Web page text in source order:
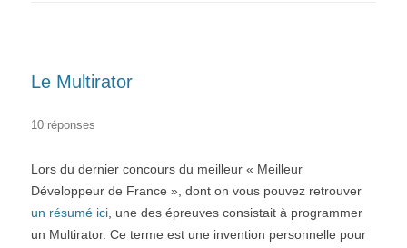
Le Multirator
10 réponses
Lors du dernier concours du meilleur « Meilleur
Développeur de France », dont on vous pouvez retrouver
un résumé ici , une des épreuves consistait à programmer
un Multirator. Ce terme est une invention personnelle pour